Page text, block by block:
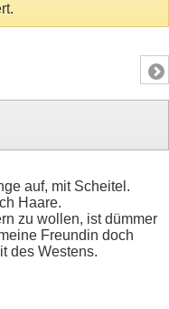
auf, mit Scheitel.
Haare.
zu wollen, ist dümmer
Freundin doch
des Westens.